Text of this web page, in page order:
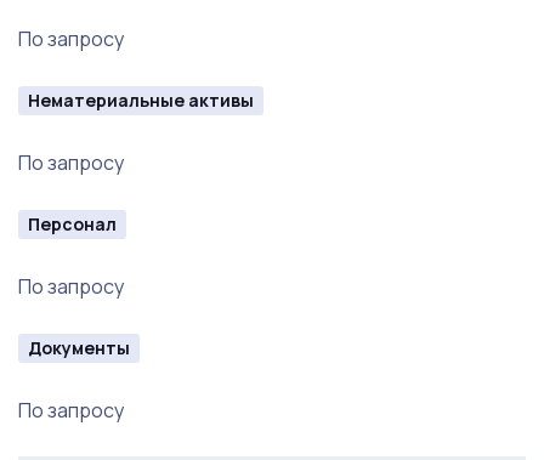
Телеграм канале. Наберите в поиске просто:
По запросу
Нематериальные активы
По запросу
Персонал
По запросу
Документы
По запросу